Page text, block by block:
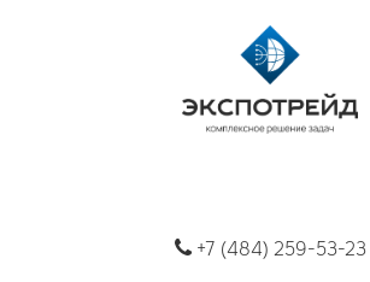
+7 (484) 259-53-23